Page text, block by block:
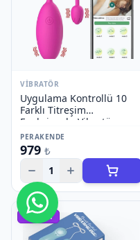
VIBRATÖR
Uygulama Kontrollü 10
Farklı Titreşim
Fonksiyonlu Vibratör
PERAKENDE
979 ₺
1
10 ADET
Bize Ulaşın